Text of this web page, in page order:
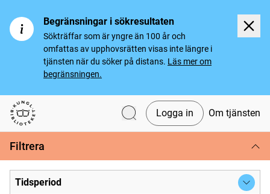
Begränsningar i sökresultaten
Sökträffar som är yngre än 100 år och
omfattas av upphovsrätten visas inte längre i
tjänsten när du söker på distans. Läs mer om
begränsningen.
Svenska tidningar
Logga in Om tjänsten
Filtrera
Tidsperiod